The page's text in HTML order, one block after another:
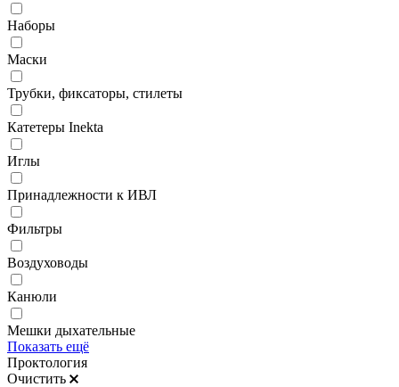
Наборы
Маски
Трубки, фиксаторы, стилеты
Катетеры Inekta
Иглы
Принадлежности к ИВЛ
Фильтры
Воздуховоды
Канюли
Мешки дыхательные
Показать ещё
Проктология
Очистить